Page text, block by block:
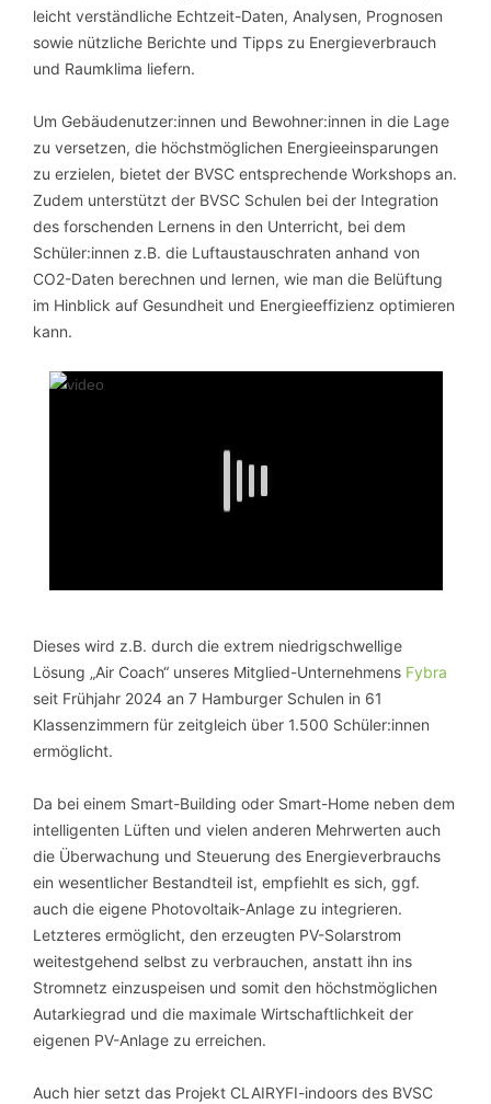
leicht verständliche Echtzeit-Daten, Analysen, Prognosen
sowie nützliche Berichte und Tipps zu Energieverbrauch
und Raumklima liefern.
Um Gebäudenutzer:innen und Bewohner:innen in die Lage
zu versetzen, die höchstmöglichen Energieeinsparungen
zu erzielen, bietet der BVSC entsprechende Workshops an.
Zudem unterstützt der BVSC Schulen bei der Integration
des forschenden Lernens in den Unterricht, bei dem
Schüler:innen z.B. die Luftaustauschraten anhand von
CO2-Daten berechnen und lernen, wie man die Belüftung
im Hinblick auf Gesundheit und Energieeffizienz optimieren
kann.
Dieses wird z.B. durch die extrem niedrigschwellige
Lösung „Air Coach“ unseres Mitglied-Unternehmens Fybra
seit Frühjahr 2024 an 7 Hamburger Schulen in 61
Klassenzimmern für zeitgleich über 1.500 Schüler:innen
ermöglicht.
Da bei einem Smart-Building oder Smart-Home neben dem
intelligenten Lüften und vielen anderen Mehrwerten auch
die Überwachung und Steuerung des Energieverbrauchs
ein wesentlicher Bestandteil ist, empfiehlt es sich, ggf.
auch die eigene Photovoltaik-Anlage zu integrieren.
Letzteres ermöglicht, den erzeugten PV-Solarstrom
weitestgehend selbst zu verbrauchen, anstatt ihn ins
Stromnetz einzuspeisen und somit den höchstmöglichen
Autarkiegrad und die maximale Wirtschaftlichkeit der
eigenen PV-Anlage zu erreichen.
Auch hier setzt das Projekt CLAIRYFI-indoors des BVSC